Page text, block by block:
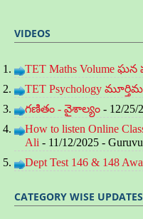
VIDEOS
TET Maths Volume
TET Psychology
గణితం - వైశాల్యం - 12/25/
How to listen Online
Ali - 11/12/2025 - Guruvu
Dept Test 146 & 148
CATEGORY WISE UPDATES